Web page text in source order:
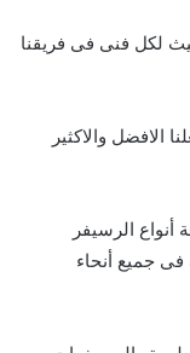
لكل فنى فى فريقنا
الافضل والاكثير
الرسيفر
فى جميع أنحاء